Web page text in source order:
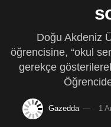
Doğu Akdeniz
öğrencisine, “okul
gerekçe
Gazedda 1